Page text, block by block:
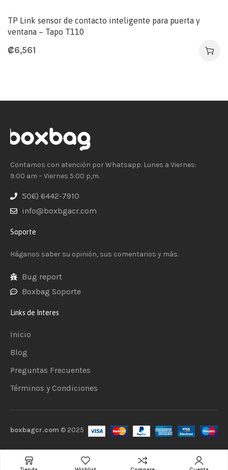
TP Link sensor de contacto inteligente para puerta y
ventana – Tapo T110
₡6,561
Contamos con atención por Whatsapp. Lunes a Viernes:
9:00 am – Viernes 5:00 p,m.
506) 6442-7910
info@boxbgacr.com
Soporte
Háganos saber su opinión, sus comentarios y más.
Bug report
Boxbag Soporte
Links de Interes
Inicio
Blog
Preguntas Frecuentes
Términos y Condiciones
boxbagcr.com © 2025
Añadir al carrito